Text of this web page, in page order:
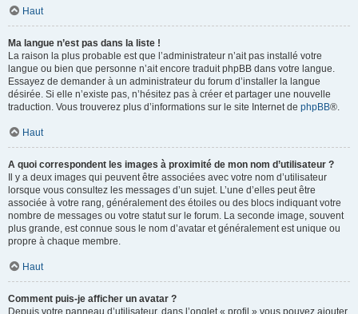
Haut
Ma langue n’est pas dans la liste !
La raison la plus probable est que l’administrateur n’ait pas installé votre
langue ou bien que personne n’ait encore traduit phpBB dans votre langue.
Essayez de demander à un administrateur du forum d’installer la langue
désirée. Si elle n’existe pas, n’hésitez pas à créer et partager une nouvelle
traduction. Vous trouverez plus d’informations sur le site Internet de phpBB®.
Haut
A quoi correspondent les images à proximité de mon nom d’utilisateur ?
Il y a deux images qui peuvent être associées avec votre nom d’utilisateur
lorsque vous consultez les messages d’un sujet. L’une d’elles peut être
associée à votre rang, généralement des étoiles ou des blocs indiquant votre
nombre de messages ou votre statut sur le forum. La seconde image, souvent
plus grande, est connue sous le nom d’avatar et généralement est unique ou
propre à chaque membre.
Haut
Comment puis-je afficher un avatar ?
Depuis votre panneau d’utilisateur, dans l’onglet « profil » vous pouvez ajouter